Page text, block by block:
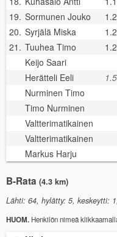
19. Sormunen Jouko
20. Syrjälä Miska
21. Tuuhea Timo
Keijo Saari
Herätteli Eeli
Nurminen Timo
Timo Nurminen
Valtterimatikainen
Valtterimatikainen
Markus Harju
B-Rata (4.3 km)
Lähti: 64, hylätty: 5, keskeytti:
HUOM. Henkilön nimeä